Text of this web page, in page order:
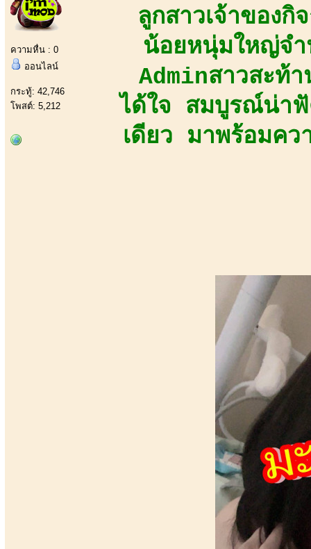
ความหื่น : 0
ออนไลน์
กระทู้: 42,746
โพสต์: 5,212
ลูกสาวเจ้าของ
น้อยหนุ่มใหญ่จ
Adminสาวสะท้
ได้ใจ สมบูรณ์น่า
เดียว มาพร้อมคว